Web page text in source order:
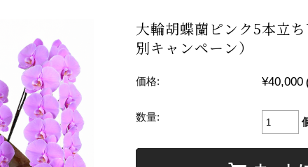
大輪胡蝶蘭ピンク5本立
別キャンペーン）
価格: ¥40,000
数量: